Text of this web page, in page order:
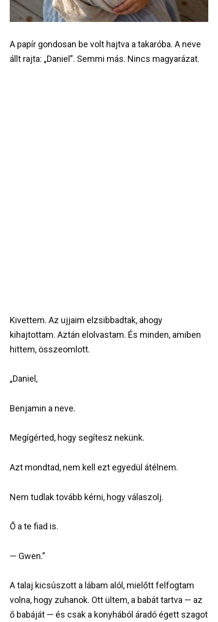
A papír gondosan be volt hajtva a takaróba. A neve
állt rajta: „Daniel”. Semmi más. Nincs magyarázat.
Kivettem. Az ujjaim elzsibbadtak, ahogy
kihajtottam. Aztán elolvastam. És minden, amiben
hittem, összeomlott.
„Daniel,
Benjamin a neve.
Megígérted, hogy segítesz nekünk.
Azt mondtad, nem kell ezt egyedül átélnem.
Nem tudlak tovább kérni, hogy válaszolj.
Ő a te fiad is.
— Gwen.”
A talaj kicsúszott a lábam alól, mielőtt felfogtam
volna, hogy zuhanok. Ott ültem, a babát tartva — az
ő babáját — és csak a konyhából áradó égett szagot